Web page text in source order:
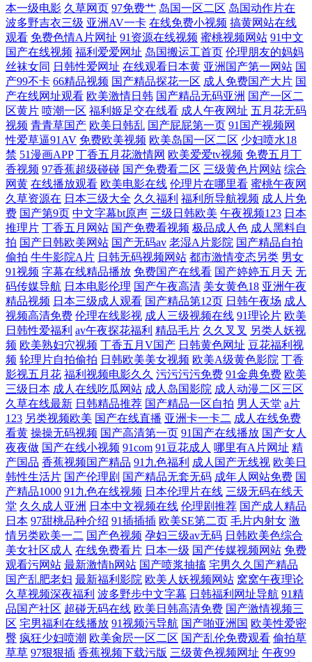
碰 白丝足交视频 69大伊人 日韩中文资源 欧美在线电影群P 韩国无码片 国
产精品吃瓜视频 菠萝AV免费 91免费国视频 伊人网香蕉 日韩艹逼 女同操
操
本一级电影 久草网页 97免费艹 岛国一区二区 岛国动作片在
波多野吉衣三级 亚洲AV一卡 在线免费小视频 搞黄网站在线
观看 免费色情A片网扯 91资源在线视频 蜜桃视频网站 91中文
国产在线视频 福利爱爱网址 岛国搬运工首页 伦理朋友的妈妈
丝袜女同 日韩性爱网址 在线观看日本黄 亚洲国产第一网站 国
产99不卡 66精品视频 国产精品探花一区 成人免费国产大片 国
产在线网址观看 欧美激情日韩 国产精品无码亚洲 国产一区二
区黄片 喷潮一区 福利姬足交在线看 成人午夜网址 五月花无码
视频 青青草国产 欧美日韩乱 国产屁屁第一页 91国产视频网
性爱草逼91AV 免费欧美视频 欧美岛国一区二区 少妇喷水18
禁 51漫画APP 丁香五月花激情网 欧美爱爱tv视频 免费五月丁
香视频 97香蕉超级碰碰 国产免费看二区 三级黄色片网站 综合
网黄 在线播放观看 欧美电影在线 伦理片在哪里看 蜜桃午夜网
久草资源在 日本三级大全 久久福利 福利所导航视频 成人片免
费 国产第9页 中文字幕bt原声 三级日韩欧美 午夜视频123 日本
推理片 丁香五月网站 国产免费看视频 极品成人色 成人黑料自
拍 国产日韩欧美网站 国产无码av 老湿A片影院 国产精品自拍
偷拍 牛牛影院A片 日韩无码视频网站 都市激情变态另类 男女
91视频 字幕在线精品播放 免费国产在线看 国产婷婷五月天 无
码传媒导航 日本电影伦理 国产午夜高清 美女黄色18 亚洲午夜
精品视频 日本三级成人观看 国产精品第12页 日韩午夜场 成人
视频高清免费 伦理在线影视 成人三级视频在线 91理论片 欧美
日韩性爱福利 av午夜探花福利 精品毛片 久久叉叉 另类人妖视
频 欧美熟妇穴视频 丁香五月V国产 日韩黄色网址 豆花福利视
频 轮理片自拍偷拍 日韩欧美美女视频 欧美A级黄色影院 丁香
影视五月花 福利视频电影久久 污污污污免费 91金典免费 欧美
三级日本 成人在线吃瓜网站 成人岛国影院 成人动漫二区三区
久草在线最新 日韩精品推荐 国产精品一区自拍 男人天堂 a片
123 另类视频欧美 国产在线直播 亚洲卡一卡二 成人在线免费
看黄 操操无码视频 国产高清第一页 91国产在线播放 国产女人
夜夜做 国产在线小视频 91com 91豆花成人 哪里有A片网址 精
产国品 香蕉视频国产精品 91九色福利 成人国产无线视 欧美日
韩性生活片 国产伦理剧 国产精品无套无码 成年人网站免费 国
产精品1000 91九色在线视频 日本伦理片在线 三级无码在线天
堂 久久成人亚洲 日本中文视频在线 伦理剧推荐 国产成人精品
日本 97甜桃品种介绍 91插插插 欧美SE第二页 毛片内射女 激
情另类欧美一二 国产色视频 孕妇三级av无码 日韩欧美色综合
美女社区成人 在线免费看片 日本一级 国产传媒视频网站 免费
观看污网站 最新激情h网站 国产喷浆抽搐 宅男久久国产精品
国产乱肥老妇 最新福利影院 欧美人妖视频网站 窝窝午夜理论
久草视频深夜福利 波多野步中文字幕 日韩福利网址导航 91精
品国产社区 超碰无码在线 欧美日韩高清免费 国产激情视频三
区 宅男福利在线播放 91视频污导航 国产啪亚洲国 欧美性爱密
臀 疯狂少妇喷潮 欧美肏屄一区二区 国产乱伦免费观看 偷拍草
草草 97狠狠插 香蕉视频下载污版 三级黄色视频网址 午夜99